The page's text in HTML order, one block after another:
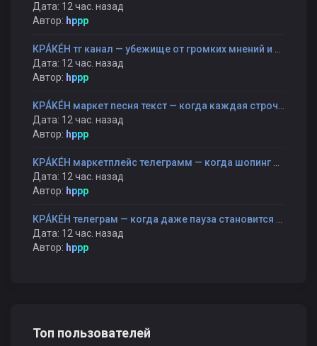
Дата: 12 час. назад
Автор: hppp
Дата: 12 час. назад
Автор: hppp
Дата: 12 час. назад
Автор: hppp
Дата: 12 час. назад
Автор: hppp
Дата: 12 час. назад
Автор: hppp
Топ пользователей